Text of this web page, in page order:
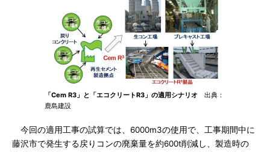
「Cem R3」と「エコクリートR3」の適用シナリオ 出典：
鹿島建設
今回の適用工事の試算では、6000m3の使用で、工事期間中に
藤沢市で発生する戻りコンの廃棄量を約600t削減し、製造時の